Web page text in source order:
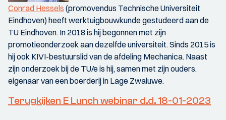
Conrad Hessels (promovendus Technische Universiteit
Eindhoven) heeft werktuigbouwkunde gestudeerd aan de
TU Eindhoven. In 2018 is hij begonnen met zijn
promotieonderzoek aan dezelfde universiteit. Sinds 2015 is
hij ook KIVI-bestuurslid van de afdeling Mechanica. Naast
zijn onderzoek bij de TU/e is hij, samen met zijn ouders,
eigenaar van een boerderij in Lage Zwaluwe.
Terugkijken E Lunch webinar d.d. 18-01-2023